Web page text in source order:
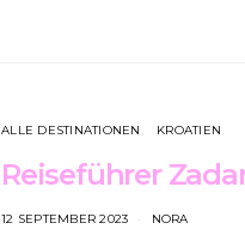
ALLE DESTINATIONEN KROATIEN
Reiseführer
12 SEPTEMBER 2023 NORA